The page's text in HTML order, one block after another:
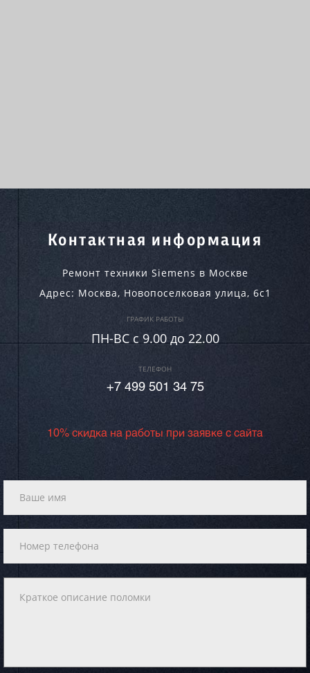
Контактная информация
Ремонт техники Siemens в Москве
Адрес: Москва, Новопоселковая улица, 6с1
ГРАФИК РАБОТЫ
ПН-ВC c 9.00 до 22.00
ТЕЛЕФОН
+7 499 501 34 75
10% скидка на работы при заявке с сайта